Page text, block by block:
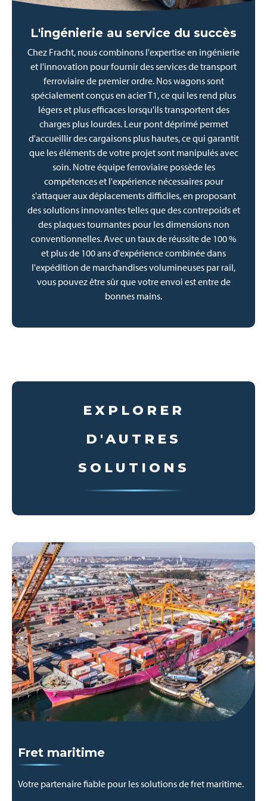
L'ingénierie au service du succès
Chez Fracht, nous combinons l'expertise en ingénierie
et l'innovation pour fournir des services de transport
ferroviaire de premier ordre. Nos wagons sont
spécialement conçus en acier T1, ce qui les rend plus
légers et plus efficaces lorsqu'ils transportent des
charges plus lourdes. Leur pont déprimé permet
d'accueillir des cargaisons plus hautes, ce qui garantit
que les éléments de votre projet sont manipulés avec
soin. Notre équipe ferroviaire possède les
compétences et l'expérience nécessaires pour
s'attaquer aux déplacements difficiles, en proposant
des solutions innovantes telles que des contrepoids et
des plaques tournantes pour les dimensions non
conventionnelles. Avec un taux de réussite de 100 %
et plus de 100 ans d'expérience combinée dans
l'expédition de marchandises volumineuses par rail,
vous pouvez être sûr que votre envoi est entre de
bonnes mains.
EXPLORER
D'AUTRES
SOLUTIONS
Fret maritime
Votre partenaire fiable pour les solutions de fret maritime.